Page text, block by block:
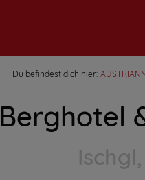
Du befindest dich hier:
Berghotel